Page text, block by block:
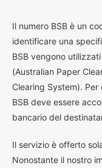
Il numero BSB è un
identificare una
BSB vengono
(Australian Paper
Clearing System).
BSB deve essere
bancario del
Il servizio è offerto
Nonostante il nostro